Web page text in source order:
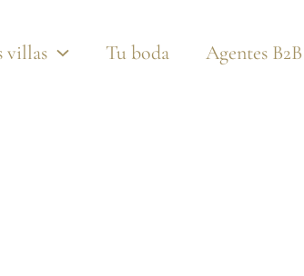
villas Tu boda Agentes B2B